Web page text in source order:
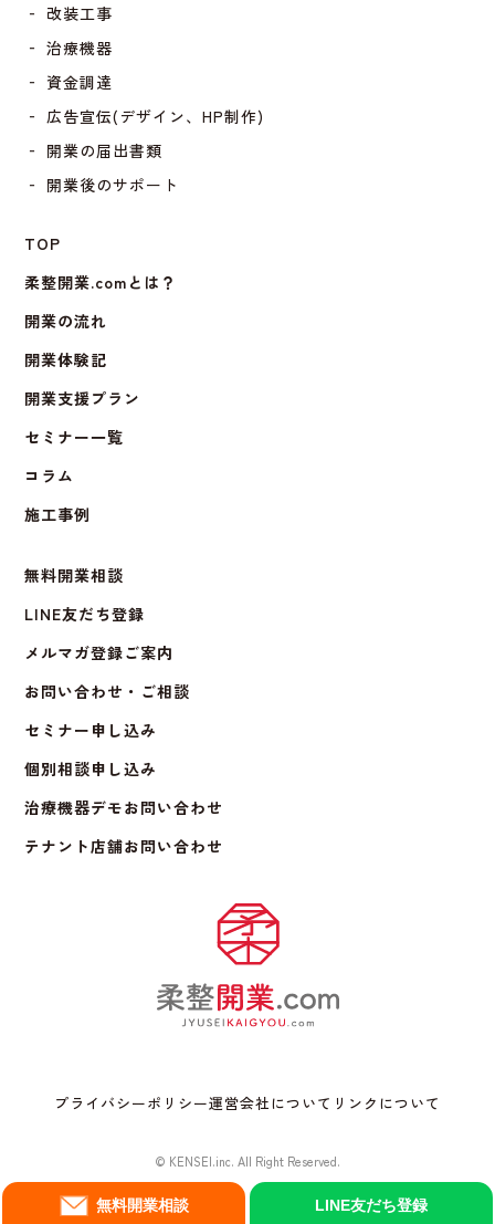
無料開業相談 LINE友だち登録
‐ 改装工事
‐ 治療機器
‐ 資金調達
‐ 広告宣伝(デザイン、HP制作)
‐ 開業の届出書類
‐ 開業後のサポート
TOP
柔整開業.comとは？
開業の流れ
開業体験記
開業支援プラン
セミナー一覧
コラム
施工事例
無料開業相談
LINE友だち登録
メルマガ登録ご案内
お問い合わせ・ご相談
セミナー申し込み
個別相談申し込み
治療機器デモお問い合わせ
テナント店舗お問い合わせ
プライバシーポリシー運営会社について リンクについて
© KENSEI.inc. All Right Reserved.